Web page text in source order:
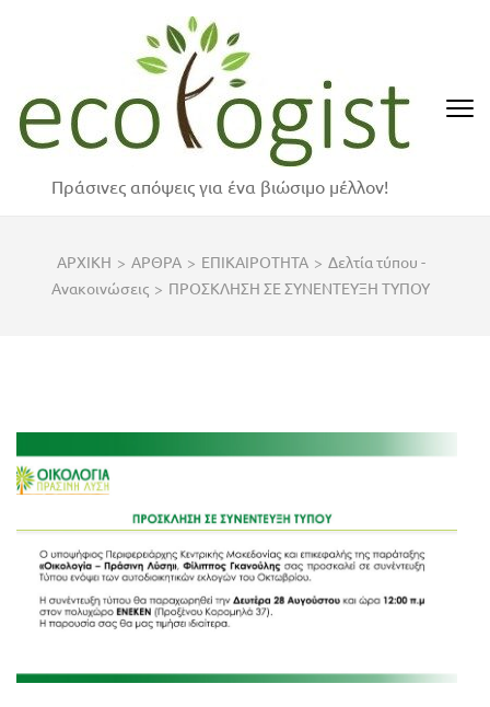
Enter)
Πράσινες απόψεις για ένα βιώσιμο μέλλον!
ΑΡΧΙΚΗ > ΑΡΘΡΑ > ΕΠΙΚΑΙΡΟΤΗΤΑ > Δελτία τύπου -
Ανακοινώσεις > ΠΡΟΣΚΛΗΣΗ ΣΕ ΣΥΝΕΝΤΕΥΞΗ ΤΥΠΟΥ